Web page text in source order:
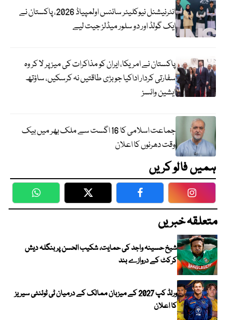
انٹرنیشنل نیوکلیئر سائنس اولمپیاڈ 2026، پاکستان نے
ایک گولڈ اور دو سلور میڈلز جیت لیے
پاکستان نے امریکا، ایران کو مذاکرات کی میز پر لا کر وہ
سفارتی کردار اداکیا جو بڑی طاقتیں نہ کرسکیں، ساؤتھ
ایشین وائسز
جماعت اسلامی کا 16 اگست سے ملک بھر میں بیک
وقت دھرنوں کا اعلان
ہمیں فالو کریں
WhatsApp Twitter Facebook
متعلقہ خبریں
شیخ حسینہ واجد کی حمایت، شکیب الحسن پر بنگلہ دیش
کرکٹ کے دروازے بند
ورلڈ کپ 2027 کے میزبان ممالک کے درمیان ٹی ٹوئنٹی سیریز
کا اعلان